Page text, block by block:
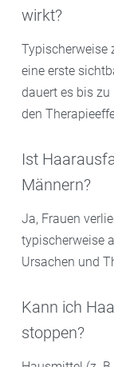
wirkt?
Typischerweise
eine erste
dauert es bis
den
Ist
Männern?
Ja, Frauen
typischerweise
Ursachen und
Kann ich
stoppen?